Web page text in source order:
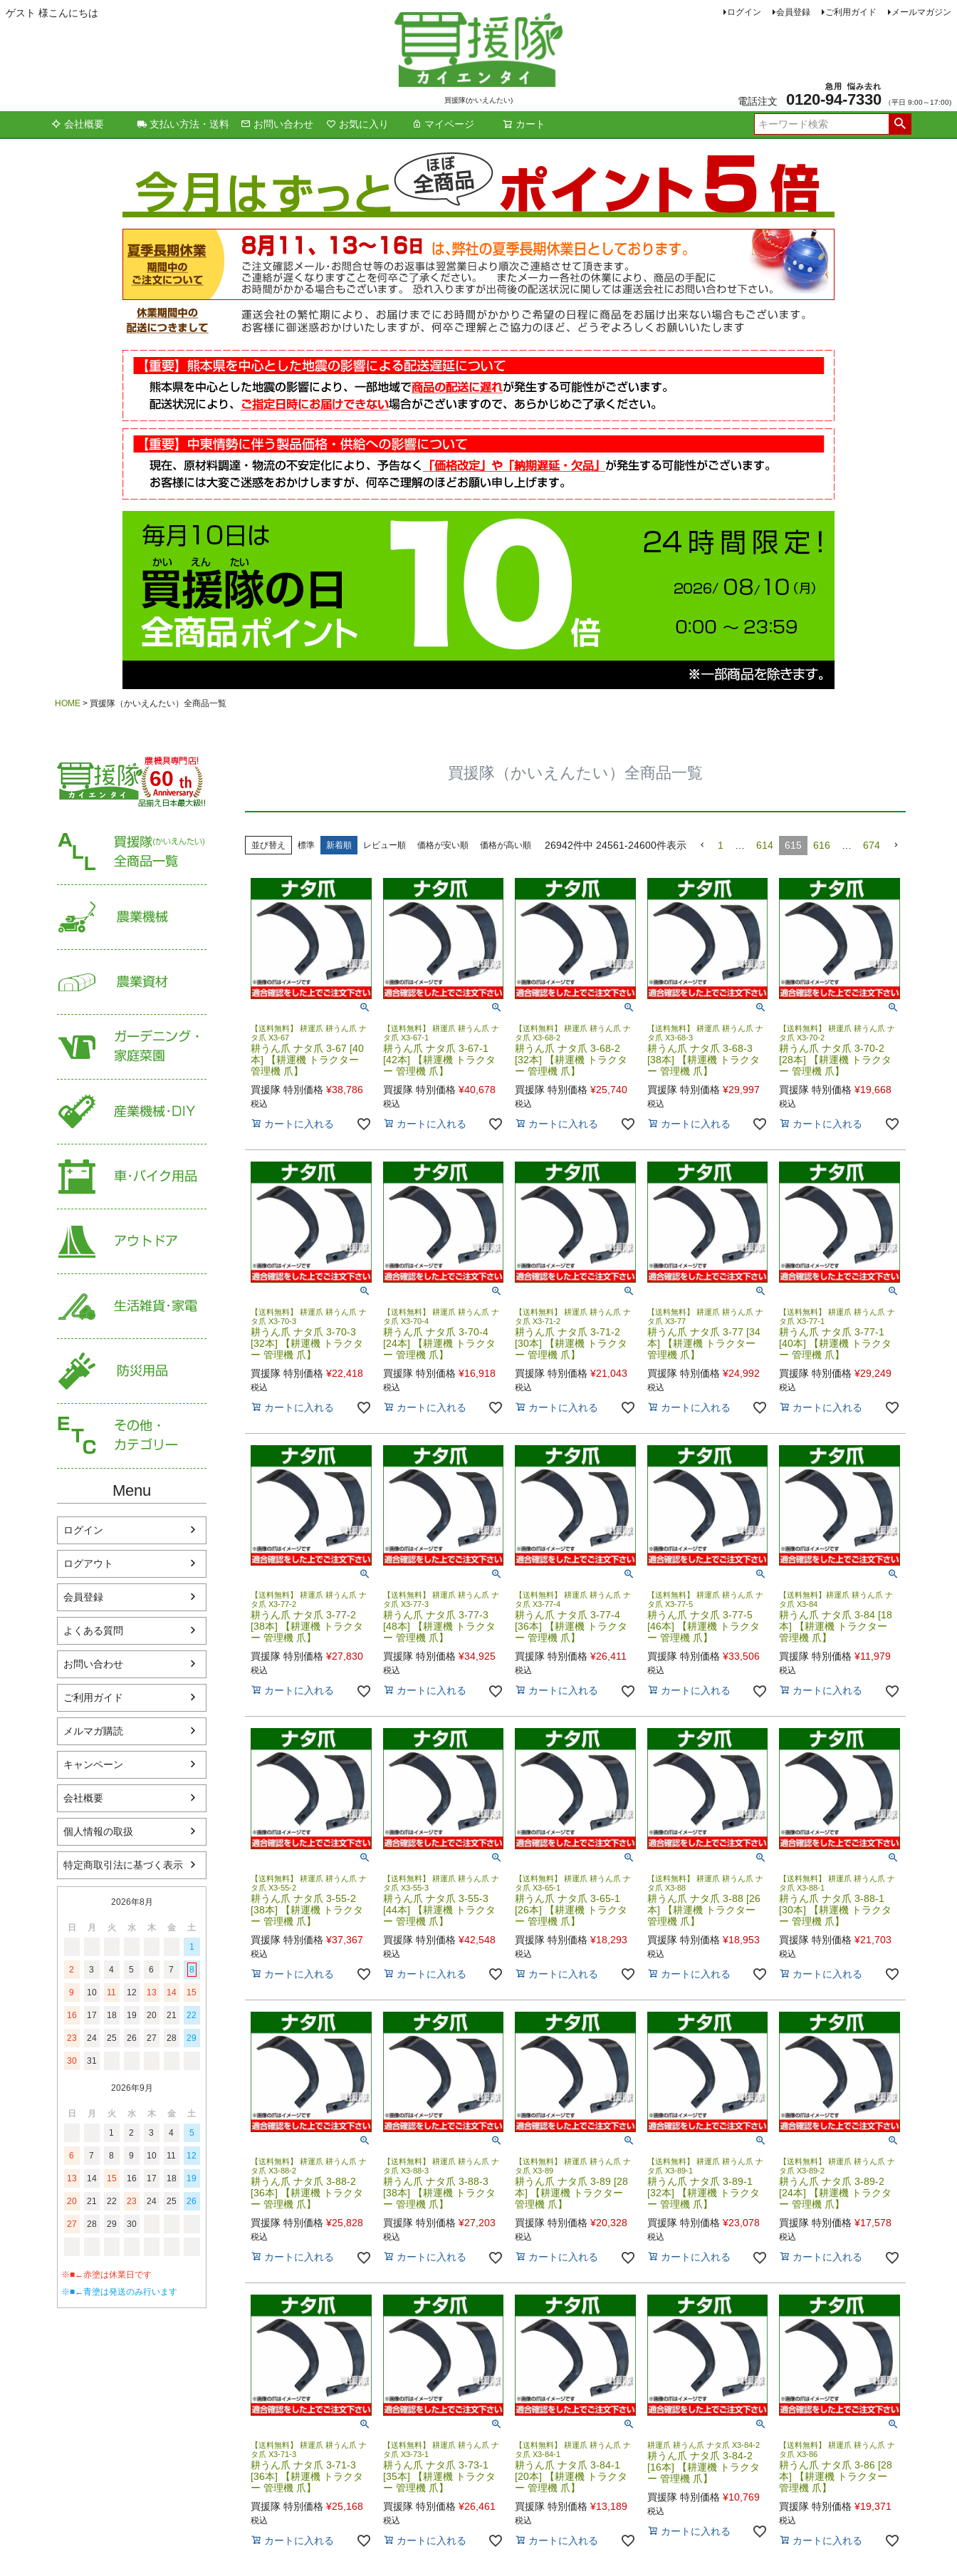
ゲスト 様こんにちは
買援隊(かいえんたい)
ログイン 会員登録 ご利用ガイド メールマガジン
電話注文 0120-94
急用
-7330
悩み去れ
（平日 9:00～17:00)
会社概要 支払い方法・送料 お問い合わせ お気に入り マイページ カート
検索
HOME 買援隊（かいえんたい）全商品一覧
60
Menu
ログイン
ログアウト
会員登録
よくある質問
お問い合わせ
ご利用ガイド
メルマガ購読
キャンペーン
会社概要
個人情報の取扱
特定商取引法に基づく表示
2026年8月
日 月 火 水 木 金
土
1
2 3 4 5 6 7 8
9 10 11 12 13 14 15
16 17 18 19 20 21 22
23 24 25 26 27 28 29
30 31
2026年9月
日 月 火 水 木 金
土
1
2 3 4 5
6 7 8 9 10 11 12
13 14 15 16 17 18 19
20 21 22 23 24 25 26
27 28 29 30
※■←赤塗は休業日です
※■←青塗は発送のみ行います
買援隊（かいえんたい）全商品一覧
並び替え 標準 新着順 レビュー順 価格が安い順 価格が高い順 26942件中 24561-24600件表示 1 614 615 616 674
【送料無料】 耕運爪 耕うん爪 ナ
タ爪 X3-67
耕うん爪 ナタ爪 3-67 [40
本] 【耕運機 トラクター
管理機 爪】
買援隊 特別価格 ¥38,786
税込
カートに入れる
【送料無料】 耕運爪 耕うん爪 ナ
タ爪 X3-67-1
耕うん爪 ナタ爪 3-67-1
[42本] 【耕運機 トラクタ
ー 管理機 爪】
買援隊 特別価格 ¥40,678
税込
カートに入れる
【送料無料】 耕運爪 耕うん爪 ナ
タ爪 X3-68-2
耕うん爪 ナタ爪 3-68-2
[32本] 【耕運機 トラクタ
ー 管理機 爪】
買援隊 特別価格 ¥25,740
税込
カートに入れる
【送料無料】 耕運爪 耕うん爪 ナ
タ爪 X3-68-3
耕うん爪 ナタ爪 3-68-3
[38本] 【耕運機 トラクタ
ー 管理機 爪】
買援隊 特別価格 ¥29,997
税込
カートに入れる
【送料無料】 耕運爪 耕うん爪 ナ
タ爪 X3-70-2
耕うん爪 ナタ爪 3-70-2
[28本] 【耕運機 トラクタ
ー 管理機 爪】
買援隊 特別価格 ¥19,668
税込
カートに入れる
【送料無料】 耕運爪 耕うん爪 ナ
タ爪 X3-70-3
耕うん爪 ナタ爪 3-70-3
[32本] 【耕運機 トラクタ
ー 管理機 爪】
買援隊 特別価格 ¥22,418
税込
カートに入れる
【送料無料】 耕運爪 耕うん爪 ナ
タ爪 X3-70-4
耕うん爪 ナタ爪 3-70-4
[24本] 【耕運機 トラクタ
ー 管理機 爪】
買援隊 特別価格 ¥16,918
税込
カートに入れる
【送料無料】 耕運爪 耕うん爪 ナ
タ爪 X3-71-2
耕うん爪 ナタ爪 3-71-2
[30本] 【耕運機 トラクタ
ー 管理機 爪】
買援隊 特別価格 ¥21,043
税込
カートに入れる
【送料無料】 耕運爪 耕うん爪 ナ
タ爪 X3-77
耕うん爪 ナタ爪 3-77 [34
本] 【耕運機 トラクター
管理機 爪】
買援隊 特別価格 ¥24,992
税込
カートに入れる
【送料無料】 耕運爪 耕うん爪 ナ
タ爪 X3-77-1
耕うん爪 ナタ爪 3-77-1
[40本] 【耕運機 トラクタ
ー 管理機 爪】
買援隊 特別価格 ¥29,249
税込
カートに入れる
【送料無料】 耕運爪 耕うん爪 ナ
タ爪 X3-77-2
耕うん爪 ナタ爪 3-77-2
[38本] 【耕運機 トラクタ
ー 管理機 爪】
買援隊 特別価格 ¥27,830
税込
カートに入れる
【送料無料】 耕運爪 耕うん爪 ナ
タ爪 X3-77-3
耕うん爪 ナタ爪 3-77-3
[48本] 【耕運機 トラクタ
ー 管理機 爪】
買援隊 特別価格 ¥34,925
税込
カートに入れる
【送料無料】 耕運爪 耕うん爪 ナ
タ爪 X3-77-4
耕うん爪 ナタ爪 3-77-4
[36本] 【耕運機 トラクタ
ー 管理機 爪】
買援隊 特別価格 ¥26,411
税込
カートに入れる
【送料無料】 耕運爪 耕うん爪 ナ
タ爪 X3-77-5
耕うん爪 ナタ爪 3-77-5
[46本] 【耕運機 トラクタ
ー 管理機 爪】
買援隊 特別価格 ¥33,506
税込
カートに入れる
【送料無料】耕運爪 耕うん爪 ナ
タ爪 X3-84
耕うん爪 ナタ爪 3-84 [18
本] 【耕運機 トラクター
管理機 爪】
買援隊 特別価格 ¥11,979
税込
カートに入れる
【送料無料】 耕運爪 耕うん爪 ナ
タ爪 X3-55-2
耕うん爪 ナタ爪 3-55-2
[38本] 【耕運機 トラクタ
ー 管理機 爪】
買援隊 特別価格 ¥37,367
税込
カートに入れる
【送料無料】 耕運爪 耕うん爪 ナ
タ爪 X3-55-3
耕うん爪 ナタ爪 3-55-3
[44本] 【耕運機 トラクタ
ー 管理機 爪】
買援隊 特別価格 ¥42,548
税込
カートに入れる
【送料無料】 耕運爪 耕うん爪 ナ
タ爪 X3-65-1
耕うん爪 ナタ爪 3-65-1
[26本] 【耕運機 トラクタ
ー 管理機 爪】
買援隊 特別価格 ¥18,293
税込
カートに入れる
【送料無料】 耕運爪 耕うん爪 ナ
タ爪 X3-88
耕うん爪 ナタ爪 3-88 [26
本] 【耕運機 トラクター
管理機 爪】
買援隊 特別価格 ¥18,953
税込
カートに入れる
【送料無料】 耕運爪 耕うん爪 ナ
タ爪 X3-88-1
耕うん爪 ナタ爪 3-88-1
[30本] 【耕運機 トラクタ
ー 管理機 爪】
買援隊 特別価格 ¥21,703
税込
カートに入れる
【送料無料】 耕運爪 耕うん爪 ナ
タ爪 X3-88-2
耕うん爪 ナタ爪 3-88-2
[36本] 【耕運機 トラクタ
ー 管理機 爪】
買援隊 特別価格 ¥25,828
税込
カートに入れる
【送料無料】 耕運爪 耕うん爪 ナ
タ爪 X3-88-3
耕うん爪 ナタ爪 3-88-3
[38本] 【耕運機 トラクタ
ー 管理機 爪】
買援隊 特別価格 ¥27,203
税込
カートに入れる
【送料無料】 耕運爪 耕うん爪 ナ
タ爪 X3-89
耕うん爪 ナタ爪 3-89 [28
本] 【耕運機 トラクター
管理機 爪】
買援隊 特別価格 ¥20,328
税込
カートに入れる
【送料無料】 耕運爪 耕うん爪 ナ
タ爪 X3-89-1
耕うん爪 ナタ爪 3-89-1
[32本] 【耕運機 トラクタ
ー 管理機 爪】
買援隊 特別価格 ¥23,078
税込
カートに入れる
【送料無料】 耕運爪 耕うん爪 ナ
タ爪 X3-89-2
耕うん爪 ナタ爪 3-89-2
[24本] 【耕運機 トラクタ
ー 管理機 爪】
買援隊 特別価格 ¥17,578
税込
カートに入れる
【送料無料】 耕運爪 耕うん爪 ナ
タ爪 X3-71-3
耕うん爪 ナタ爪 3-71-3
[36本] 【耕運機 トラクタ
ー 管理機 爪】
買援隊 特別価格 ¥25,168
税込
カートに入れる
【送料無料】 耕運爪 耕うん爪 ナ
タ爪 X3-73-1
耕うん爪 ナタ爪 3-73-1
[35本] 【耕運機 トラクタ
ー 管理機 爪】
買援隊 特別価格 ¥26,461
税込
カートに入れる
【送料無料】 耕運爪 耕うん爪 ナ
タ爪 X3-84-1
耕うん爪 ナタ爪 3-84-1
[20本] 【耕運機 トラクタ
ー 管理機 爪】
買援隊 特別価格 ¥13,189
税込
カートに入れる
耕運爪 耕うん爪 ナタ爪 X3-84-2
耕うん爪 ナタ爪 3-84-2
[16本] 【耕運機 トラクタ
ー 管理機 爪】
買援隊 特別価格 ¥10,769
税込
カートに入れる
【送料無料】 耕運爪 耕うん爪 ナ
タ爪 X3-86
耕うん爪 ナタ爪 3-86 [28
本] 【耕運機 トラクター
管理機 爪】
買援隊 特別価格 ¥19,371
税込
カートに入れる